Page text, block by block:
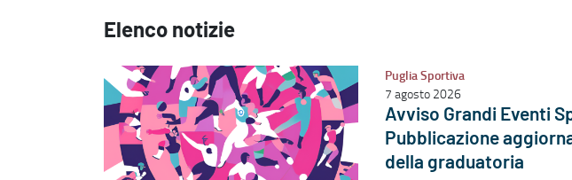
Elenco notizie
Puglia Sportiva
7 agosto 2026
Avviso Grandi Eventi
Pubblicazione
della graduatoria